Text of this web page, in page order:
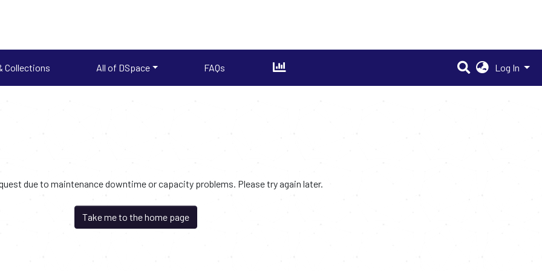
Collections All of DSpace FAQs Log In
due to maintenance downtime or capacity problems. Please try again later.
Take me to the home page